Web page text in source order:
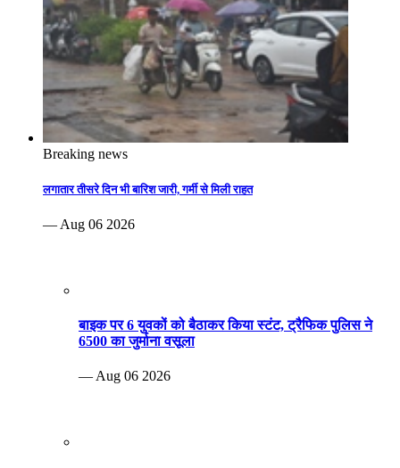
Breaking news
लगातार तीसरे दिन भी बारिश जारी, गर्मी से मिली राहत
— Aug 06 2026
बाइक पर 6 युवकों को बैठाकर किया स्टंट, ट्रैफिक पुलिस ने
6500 का जुर्माना वसूला
— Aug 06 2026